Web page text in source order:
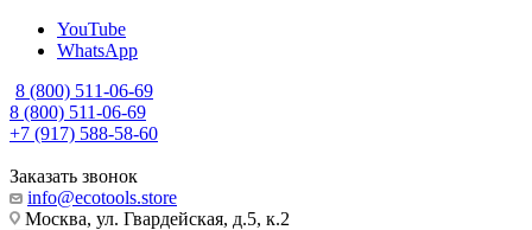
YouTube
WhatsApp
8 (800) 511-06-69
8 (800) 511-06-69
+7 (917) 588-58-60
Заказать звонок
info@ecotools.store
Москва, ул. Гвардейская, д.5, к.2